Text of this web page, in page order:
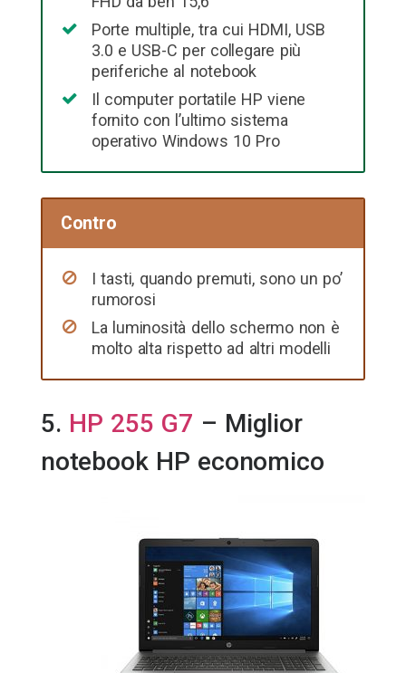
Porte multiple, tra cui HDMI, USB
3.0 e USB-C per collegare più
periferiche al notebook
Il computer portatile HP viene
fornito con l’ultimo sistema
operativo Windows 10 Pro
Contro
I tasti, quando premuti, sono un po’
rumorosi
La luminosità dello schermo non è
molto alta rispetto ad altri modelli
5. HP 255 G7 – Miglior
notebook HP economico